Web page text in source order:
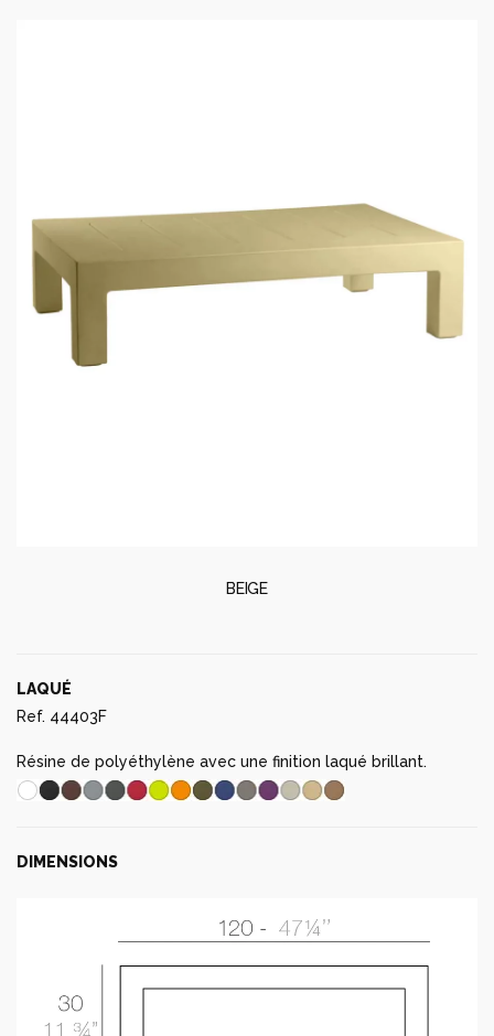
BEIGE
LAQUÉ
Ref. 44403F
Résine de polyéthylène avec une finition laqué brillant.
DIMENSIONS